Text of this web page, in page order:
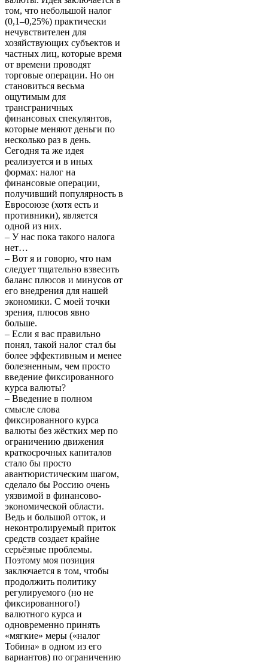
том, что небольшой налог
(0,1–0,25%) практически
нечувствителен для
хозяйствующих субъектов и
частных лиц, которые время
от времени проводят
торговые операции. Но он
становиться весьма
ощутимым для
трансграничных
финансовых спекулянтов,
которые меняют деньги по
несколько раз в день.
Сегодня та же идея
реализуется и в иных
формах: налог на
финансовые операции,
получивший популярность в
Евросоюзе (хотя есть и
противники), является
одной из них.
– У нас пока такого налога
нет…
– Вот я и говорю, что нам
следует тщательно взвесить
баланс плюсов и минусов от
его внедрения для нашей
экономики. С моей точки
зрения, плюсов явно
больше.
– Если я вас правильно
понял, такой налог стал бы
более эффективным и менее
болезненным, чем просто
введение фиксированного
курса валюты?
– Введение в полном
смысле слова
фиксированного курса
валюты без жёстких мер по
ограничению движения
краткосрочных капиталов
стало бы просто
авантюристическим шагом,
сделало бы Россию очень
уязвимой в финансово-
экономической области.
Ведь и большой отток, и
неконтролируемый приток
средств создает крайне
серьёзные проблемы.
Поэтому моя позиция
заключается в том, чтобы
продолжить политику
регулируемого (но не
фиксированного!)
валютного курса и
одновременно принять
«мягкие» меры («налог
Тобина» в одном из его
вариантов) по ограничению